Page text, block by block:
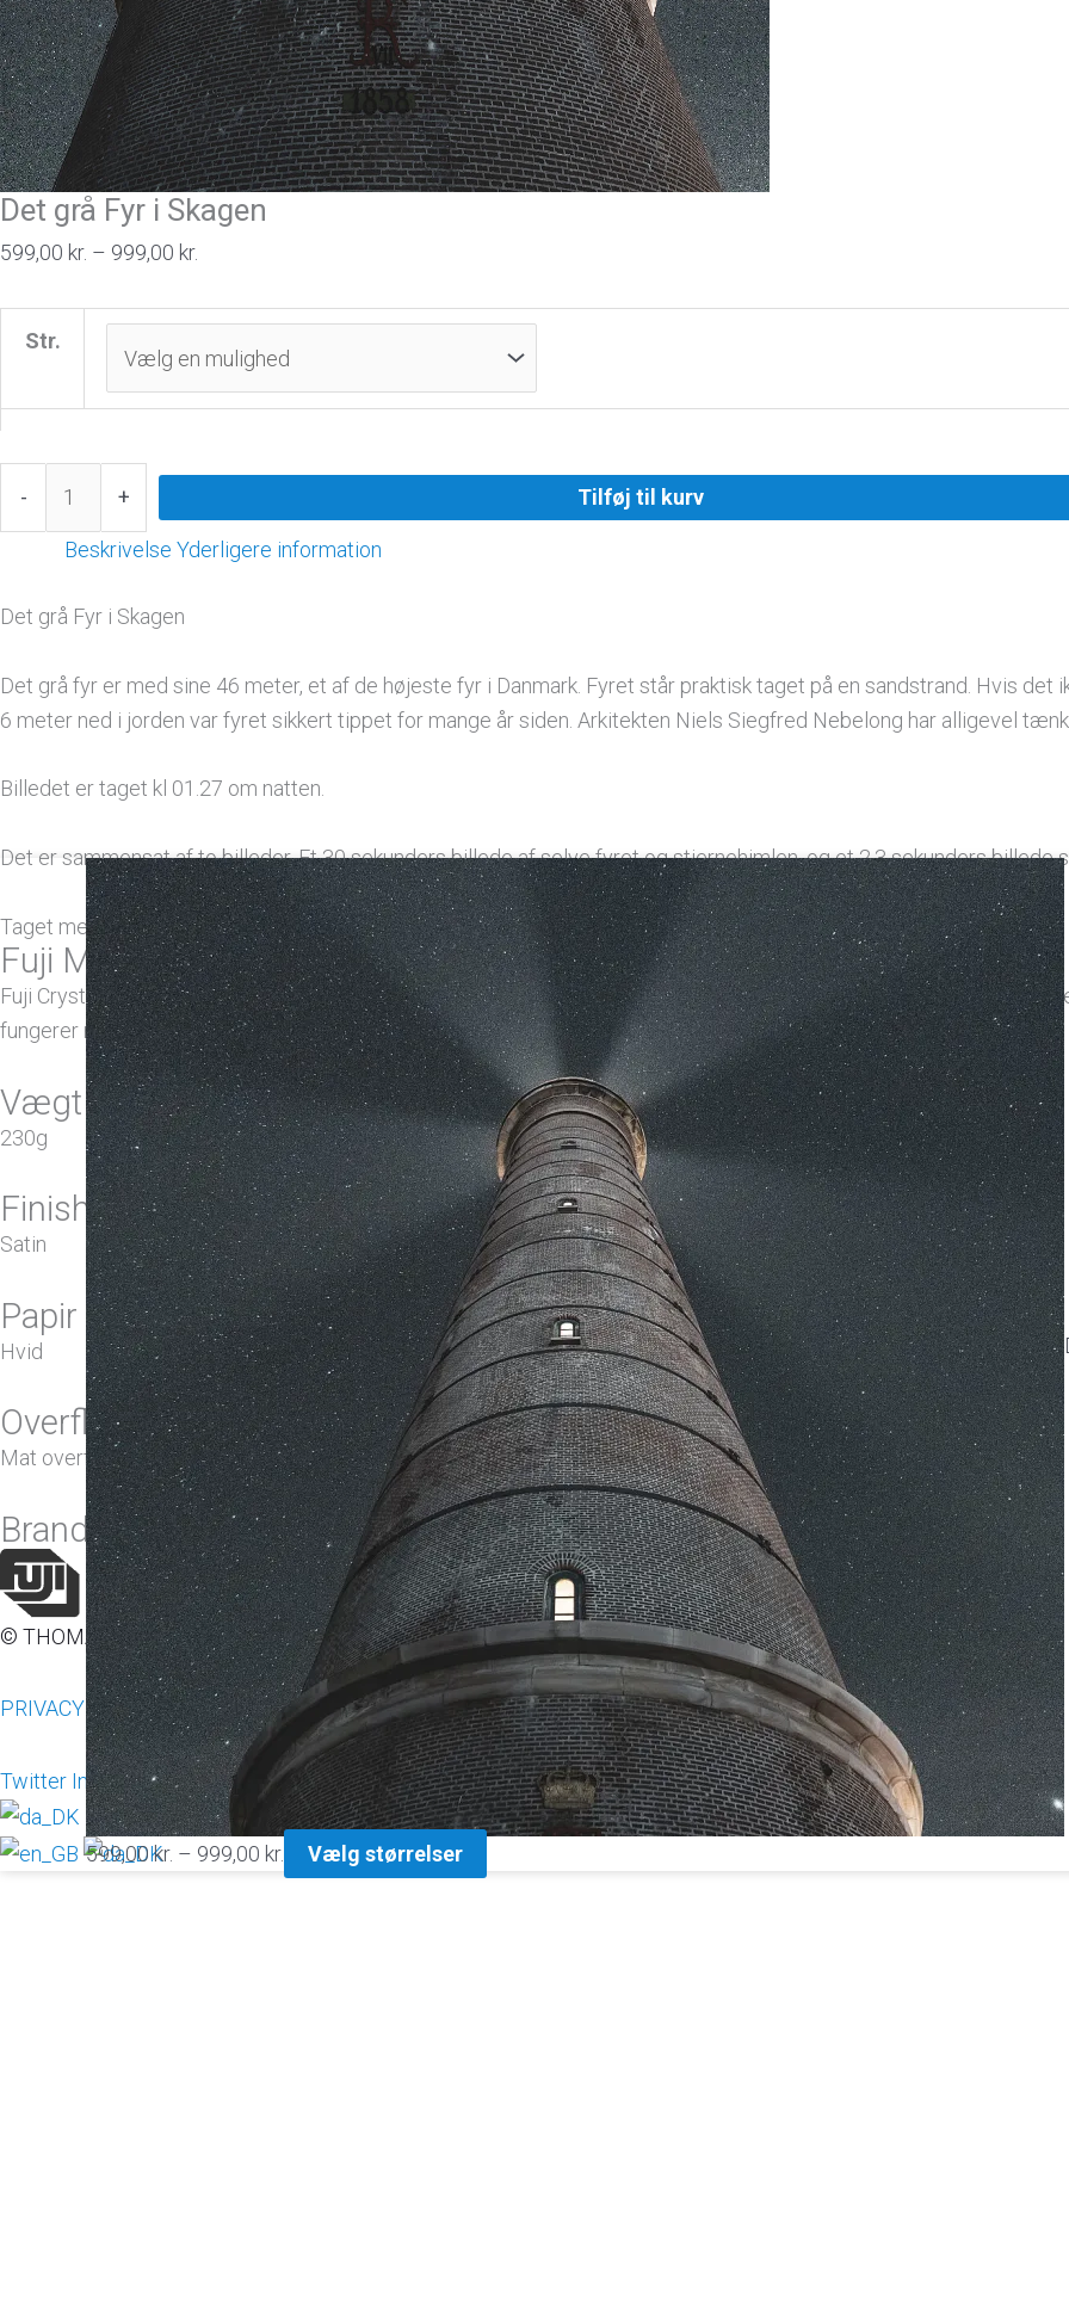
Det grå Fyr i Skagen
599,00 kr. – 999,00 kr.
Str.
- + Tilføj til kurv
Beskrivelse Yderligere information
Det grå Fyr i Skagen
Det grå fyr er med sine 46 meter, et af de højeste fyr i Danmark. Fyret står praktisk taget på en sandstrand. Hvis
6 meter ned i jorden var fyret sikkert tippet for mange år siden. Arkitekten Niels Siegfred Nebelong har alligevel
Billedet er taget kl 01.27 om natten.
Det er sammensat af to billeder. Et 30 sekunders billede af selve fyret og stjernehimlen, og et 2,3 sekunders billede
Taget med Sony A7III med Tamron 17-28mm
Fuji Matt
Fuji Crystal archive paper med en semi-mat overflade. Dette papir har en overfladebehandling der giver billedet et
fungerer rigtig godt til alle typer af fotos.
Vægt (GSM)
230g
Finish
Satin
Papir farve
Hvid
Overflade
Mat overflade
Brand
© THOMAS BROEN 2022 – CVR: DK40861955
PRIVACY POLICY|RETURNS POLICY
Twitter Instagram kontoFacebook
599,00kr. – 999,00 kr.
Prisinterval:
599,00 kr.
til
999,00 kr.
Vælg størrelser